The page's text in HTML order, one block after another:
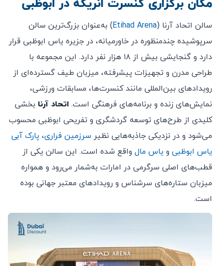
مکان برگزاری کنسرت انریکه در ابوظبی
سالن اتحاد آرنا (Etihad Arena) به‌عنوان بزرگ‌ترین سالن
سرپوشیده چندمنظوره در خاورمیانه، در جزیره یاس ابوظبی قرار
دارد و گنجایشی بیش از ۱۸ هزار نفر دارد. این مجموعه با
طراحی مدرن و تجهیزات پیشرفته، میزبان طیف گسترده‌ای از
رویدادهای بین‌المللی مانند کنسرت‌ها، مسابقات ورزشی،
نمایش‌های زنده و برنامه‌های فرهنگی است. اتحاد آرنا بخشی
کلیدی از طرح‌های توسعه گردشگری و تفریحی ابوظبی محسوب
می‌شود و در نزدیکی جاذبه‌هایی نظیر سرزمین فراری، پارک آبی
یاس ابوظبی و یاس مال واقع شده است. این سالن یکی از
قطب‌های اصلی سرگرمی در امارات به‌شمار می‌رود و همواره
میزبان ستاره‌های سرشناس و رویدادهای معتبر جهانی بوده
است.